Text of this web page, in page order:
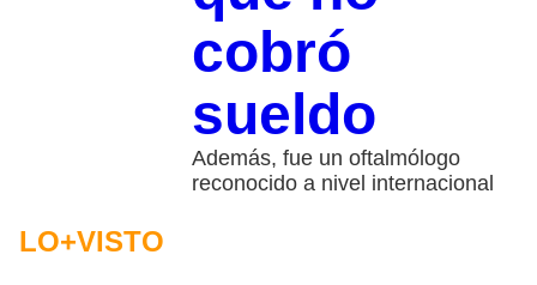
cobró
sueldo
Además, fue un oftalmólogo
reconocido a nivel internacional
LO+VISTO